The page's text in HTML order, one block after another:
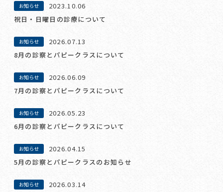
お知らせ
2023.10.06
祝日・日曜日の診療について
お知らせ
2026.07.13
8月の診察とパピークラスについて
お知らせ
2026.06.09
7月の診察とパピークラスについて
お知らせ
2026.05.23
6月の診察とパピークラスについて
お知らせ
2026.04.15
5月の診察とパピークラスのお知らせ
お知らせ
2026.03.14